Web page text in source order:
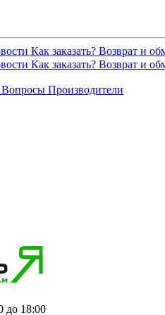
Как заказать? Возврат и
Как заказать? Возврат и
Вопросы Производители
до 18:00